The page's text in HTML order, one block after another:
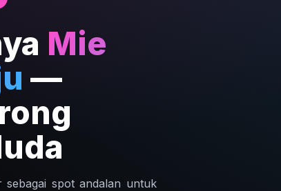
Mie
—
sebagai spot andalan untuk